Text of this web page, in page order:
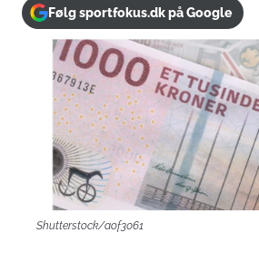
Følg sportfokus.dk på Google
Shutterstock/aof3061